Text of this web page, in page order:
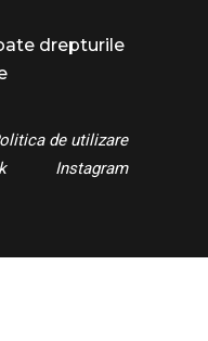
drepturile
de utilizare
Instagram